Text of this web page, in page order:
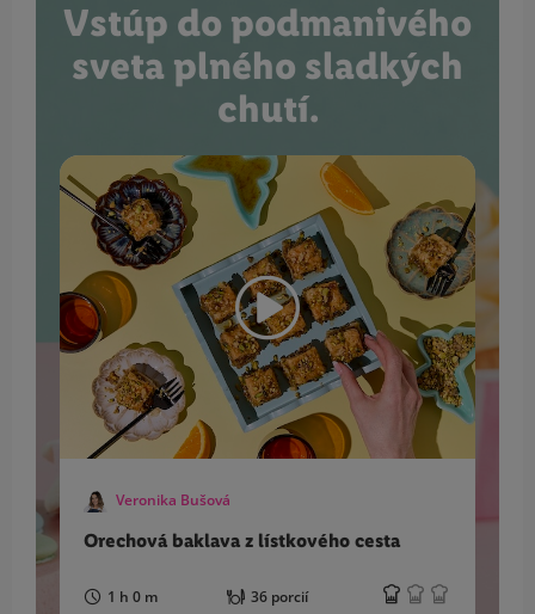
Vstúp do podmanivého
sveta plného sladkých
chutí.
Veronika Bušová
Orechová baklava z lístkového cesta
1 h 0 m 36 porcií